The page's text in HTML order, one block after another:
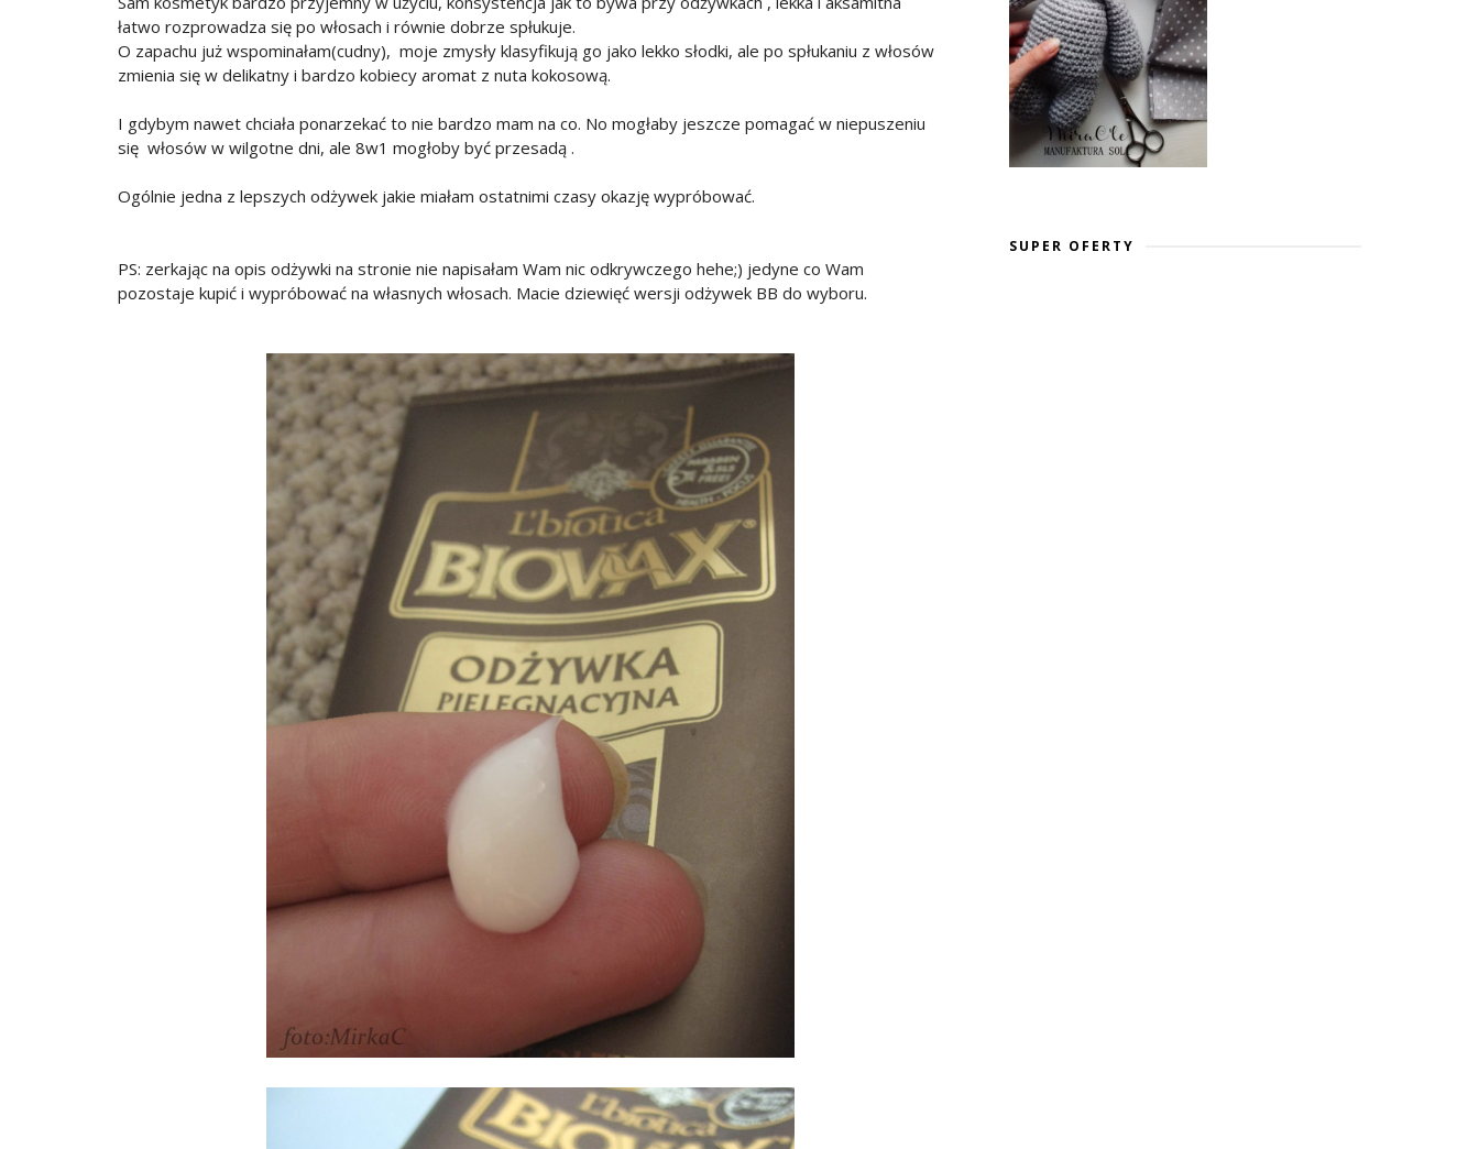
łatwo rozprowadza się po włosach i równie dobrze spłukuje.
O zapachu już wspominałam(cudny), moje zmysły klasyfikują go jako lekko słodki, ale po spłukaniu z włosów
zmienia się w delikatny i bardzo kobiecy aromat z nuta kokosową.
I gdybym nawet chciała ponarzekać to nie bardzo mam na co. No mogłaby jeszcze pomagać w niepuszeniu
się włosów w wilgotne dni, ale 8w1 mogłoby być przesadą .
Ogólnie jedna z lepszych odżywek jakie miałam ostatnimi czasy okazję wypróbować.
PS: zerkając na opis odżywki na stronie nie napisałam Wam nic odkrywczego hehe;) jedyne co Wam
pozostaje kupić i wypróbować na własnych włosach. Macie dziewięć wersji odżywek BB do wyboru.
SUPER OFERTY